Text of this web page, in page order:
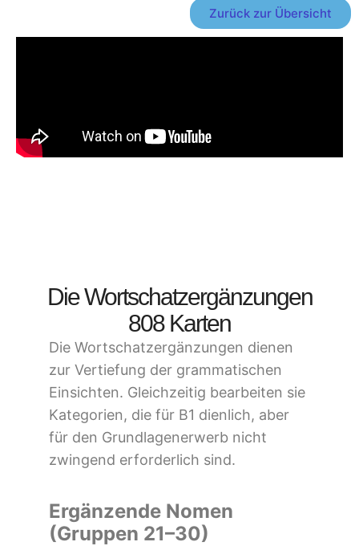
Zurück zur Übersicht
Die Wortschatzergänzungen
808 Karten
Die Wortschatzergänzungen dienen
zur Vertiefung der grammatischen
Einsichten. Gleichzeitig bearbeiten sie
Kategorien, die für B1 dienlich, aber
für den Grundlagenerwerb nicht
zwingend erforderlich sind.
Ergänzende Nomen
(Gruppen 21–30)